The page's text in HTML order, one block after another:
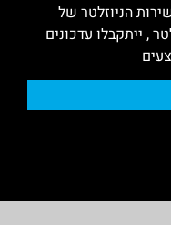
הניוזלטר של
, ייתקבלו עדכונים